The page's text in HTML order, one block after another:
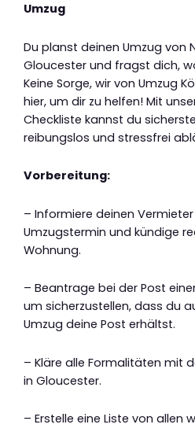
Umzug
Du planst deinen Umzug von
Gloucester und fragst dich,
Keine Sorge, wir von Umzug
hier, um dir zu helfen! Mit
Checkliste kannst du
reibungslos und stressfrei
Vorbereitung:
– Informiere deinen
Umzugstermin und kündige
Wohnung.
– Beantrage bei der Post
um sicherzustellen, dass du
Umzug deine Post erhältst.
– Kläre alle Formalitäten mit
in Gloucester.
– Erstelle eine Liste von allen